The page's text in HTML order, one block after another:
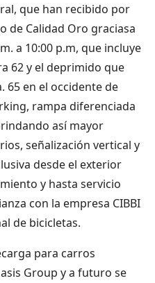
que han recibido por
de Calidad Oro graciasa
a 10:00 p.m, que incluye
62 y el deprimido que
65 en el occidente de
rampa diferenciada
así mayor
señalización vertical y
desde el exterior
y hasta servicio
con la empresa CIBBI
de bicicletas.
para carros
Group y a futuro se